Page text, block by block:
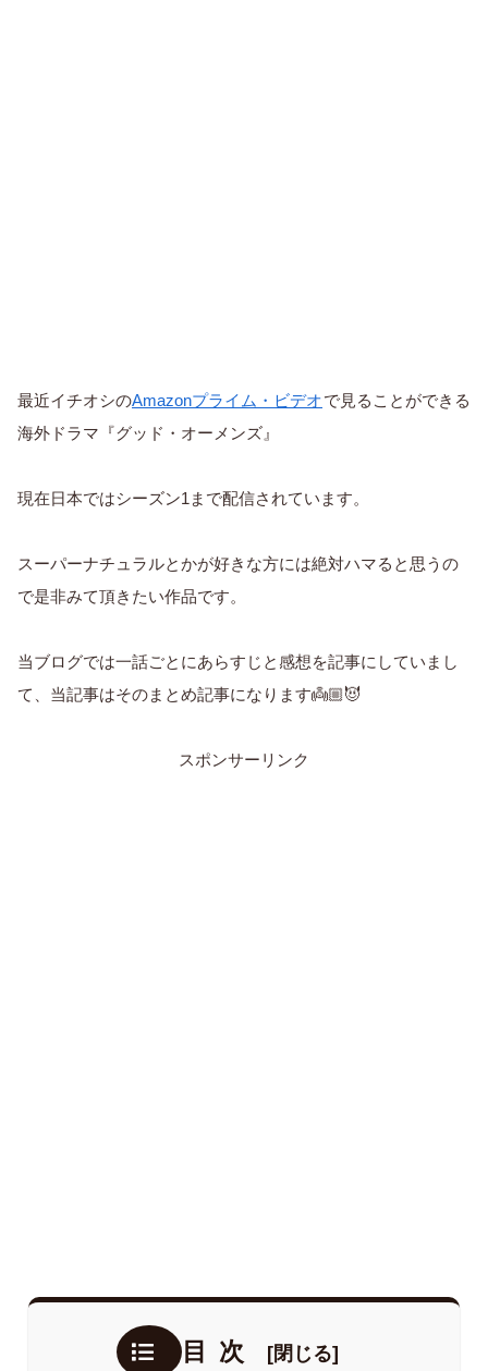
最近イチオシのAmazonプライム・ビデオで見ることができる
海外ドラマ『グッド・オーメンズ』
現在日本ではシーズン1まで配信されています。
スーパーナチュラルとかが好きな方には絶対ハマると思うの
で是非みて頂きたい作品です。
当ブログでは一話ごとにあらすじと感想を記事にしていまし
て、当記事はそのまとめ記事になります👼🏼😈
スポンサーリンク
目次